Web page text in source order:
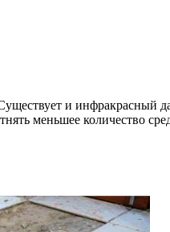
и инфракрасный
меньшее количество